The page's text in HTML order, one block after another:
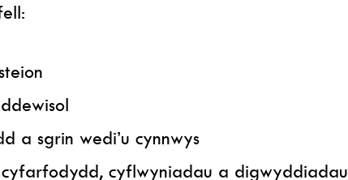
a sgrin wedi’u cynnwys
cyflwyniadau a digwyddiadau